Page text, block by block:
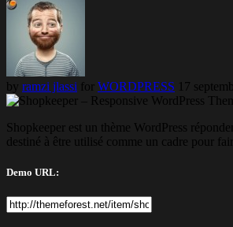
by ramzi jlassi for WORDPRESS 17
Shopkeeper est un thème WordPress
destiné à être utilisé comme un cadre pour
Demo URL: